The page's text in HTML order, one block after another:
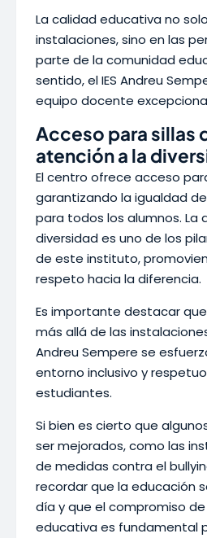
La calidad educativa no
instalaciones, sino en las
parte de la comunidad
sentido, el IES Andreu
equipo docente
Acceso para sillas
atención a la
El centro ofrece acceso
garantizando la igualdad
para todos los alumnos. La
diversidad es uno de los
de este instituto,
respeto hacia la diferencia.
Es importante destacar
más allá de las
Andreu Sempere se
entorno inclusivo y
estudiantes.
Si bien es cierto que
ser mejorados, como las
de medidas contra el
recordar que la educación
día y que el compromiso
educativa es fundamental